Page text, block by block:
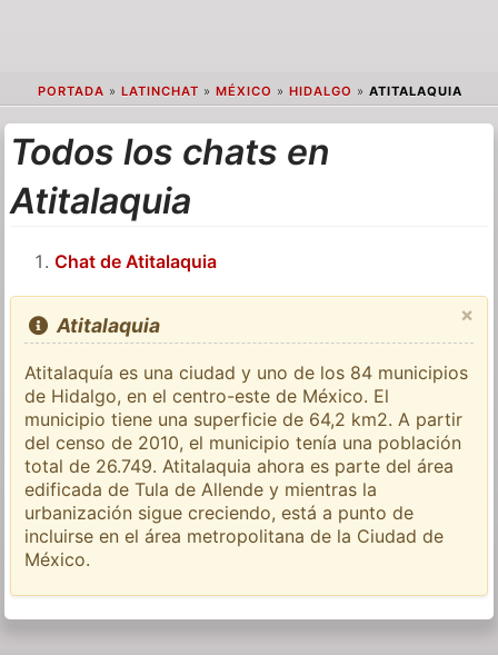
PORTADA » LATINCHAT » MÉXICO » HIDALGO » ATITALAQUIA
Todos los chats en
Atitalaquia
Chat de Atitalaquia
×
Atitalaquia
Atitalaquía es una ciudad y uno de los 84 municipios
de Hidalgo, en el centro-este de México. El
municipio tiene una superficie de 64,2 km2. A partir
del censo de 2010, el municipio tenía una población
total de 26.749. Atitalaquia ahora es parte del área
edificada de Tula de Allende y mientras la
urbanización sigue creciendo, está a punto de
incluirse en el área metropolitana de la Ciudad de
México.